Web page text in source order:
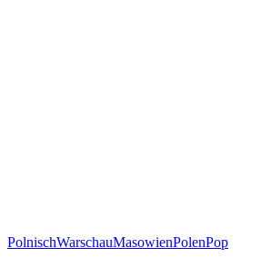
PolnischWarschauMasowienPolenPop